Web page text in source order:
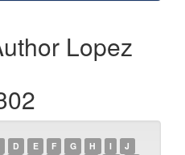
Lopez
D E F G H I
J